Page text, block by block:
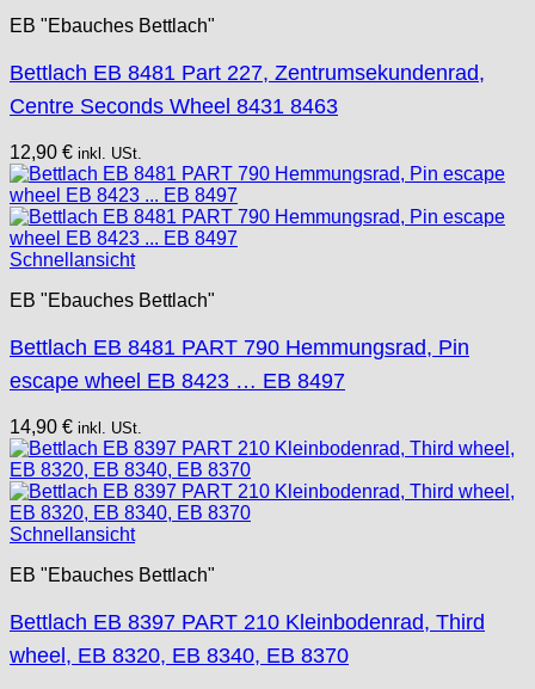
EB "Ebauches Bettlach"
Bettlach EB 8481 Part 227, Zentrumsekundenrad,
Centre Seconds Wheel 8431 8463
12,90 € inkl. USt.
Schnellansicht
EB "Ebauches Bettlach"
Bettlach EB 8481 PART 790 Hemmungsrad, Pin
escape wheel EB 8423 … EB 8497
14,90 € inkl. USt.
Schnellansicht
EB "Ebauches Bettlach"
Bettlach EB 8397 PART 210 Kleinbodenrad, Third
wheel, EB 8320, EB 8340, EB 8370